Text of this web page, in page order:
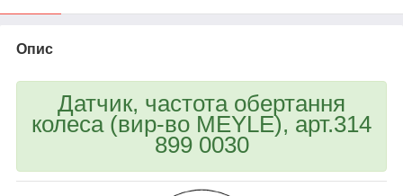
Опис
Датчик, частота обертання
колеса (вир-во MEYLE), арт.314
899 0030